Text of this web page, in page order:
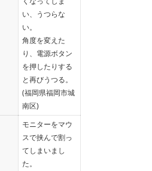
い、うつらな
い。
角度を変えた
り、電源ボタン
を押したりする
と再びうつる。
(福岡県福岡市城
南区)
モニターをマウ
スで挟んで割っ
てしまいまし
た。